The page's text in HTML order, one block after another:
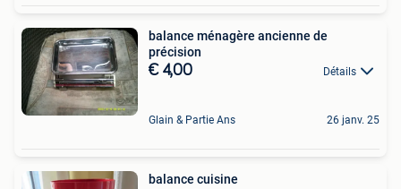
balance ménagère ancienne de
précision
€ 4,00 Détails
Glain & Partie Ans 26 janv. 25
balance cuisine